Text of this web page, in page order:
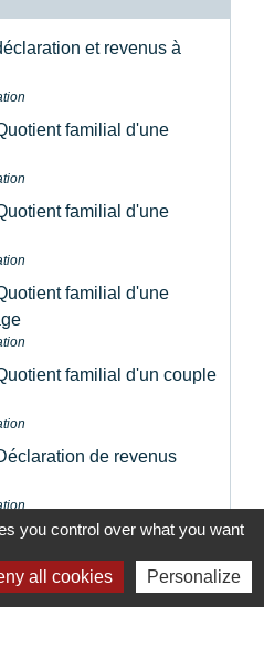
et revenus à
familial d'une
familial d'une
familial d'une
familial d'un couple
de revenus
un changement de
you control over what you want
all cookies Personalize